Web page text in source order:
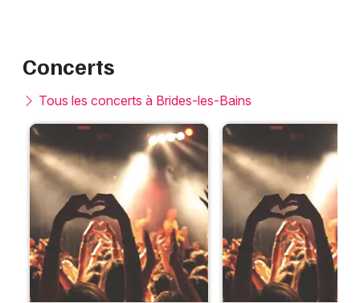
Concerts
Tous les concerts à Brides-les-Bains